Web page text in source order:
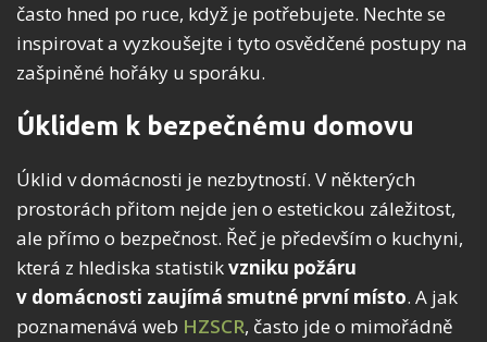
často hned po ruce, když je potřebujete. Nechte se
inspirovat a vyzkoušejte i tyto osvědčené postupy na
zašpiněné hořáky u sporáku.
Úklidem k bezpečnému domovu
Úklid v domácnosti je nezbytností. V některých
prostorách přitom nejde jen o estetickou záležitost,
ale přímo o bezpečnost. Řeč je především o kuchyni,
která z hlediska statistikvzniku požáru
v domácnosti zaujímá smutné první místo. A jak
poznamenává web HZSCR, často jde o mimořádně